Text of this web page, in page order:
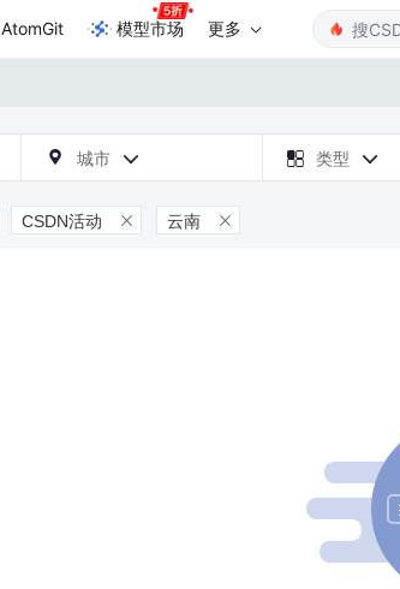
AtomGit 模型市场 更多
 城市   类型 
CSDN活动  云南 